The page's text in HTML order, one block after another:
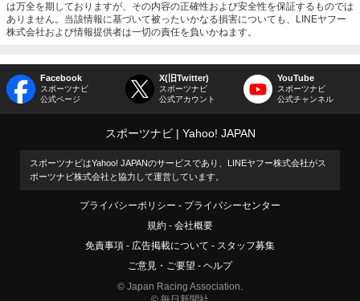
は万全を期しておりますが、その内容の正確性および安全性を保証するものでは
ありません。当該情報に基づいて被ったいかなる損害についても、LINEヤフー
株式会社および情報提供者は一切の責任を負いかねます。
Facebook
スポーツナビ
公式ページ
X(旧Twitter)
スポーツナビ
公式アカウント
YouTube
スポーツナビ
公式チャンネル
スポーツナビ Yahoo! JAPAN
スポーツナビはYahoo! JAPANのサービスであり、LINEヤフー株式会社がス
ポーツナビ株式会社と協力して運営しています。
プライバシーポリシー
プライバシーセンター
規約
会社概要
免責事項
広告掲載について
スタッフ募集
ご意見・ご要望
ヘルプ
© Japan Racing Association.